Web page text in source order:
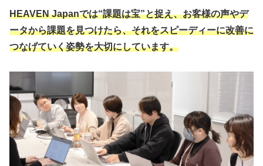
HEAVEN Japanでは“課題は宝”と捉え、お客様の声やデ
ータから課題を見つけたら、それをスピーディーに改善に
つなげていく姿勢を大切にしています。